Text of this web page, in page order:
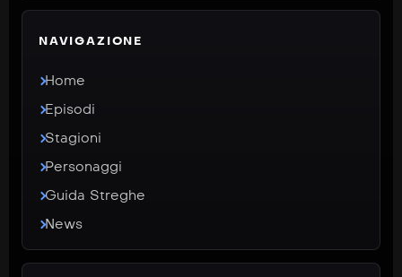
NAVIGAZIONE
Home
Episodi
Stagioni
Personaggi
Guida Streghe
News